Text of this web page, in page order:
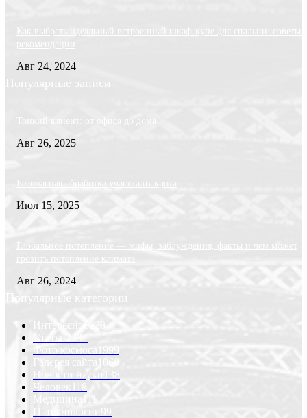
Как выбрать идеальный встроенный шкаф-купе для спальни: советы
рекомендации
Авг 24, 2024
Популярные записи
Тонкий клиент: от офиса до дома
Авг 26, 2025
Безопасная обработка участка от крота
Июл 15, 2025
Глобальное потепление — мифы, заблуждения, факты и чем может
грозить потепление климата
Авг 26, 2024
Популярные категории
Интересно
Статьи
Фото космоса
1999
Галерея сайта 1068
Новости науки
Человек
Медицина
IT-технологии99